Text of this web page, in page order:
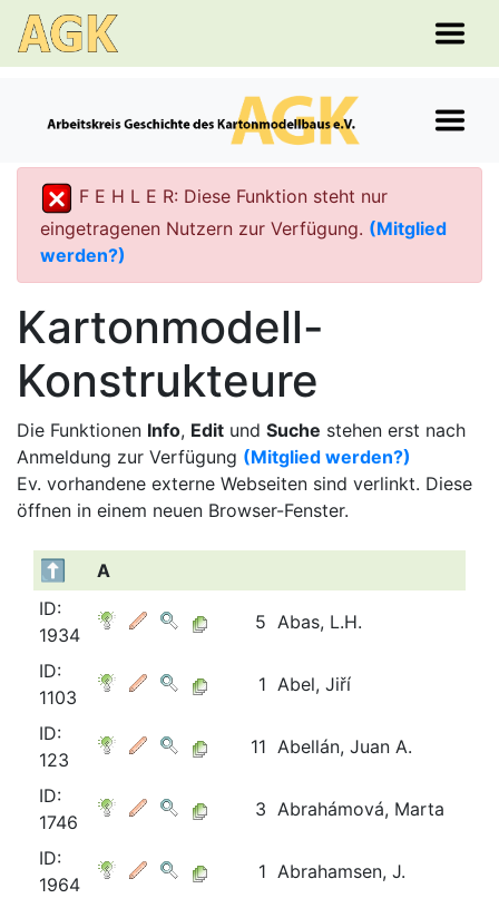
F E H L E R: Diese Funktion steht nur
eingetragenen Nutzern zur Verfügung. (Mitglied
werden?)
Kartonmodell-
Konstrukteure
Die Funktionen Info, Edit und Suche stehen erst nach
Anmeldung zur Verfügung (Mitglied werden?)
Ev. vorhandene externe Webseiten sind verlinkt. Diese
öffnen in einem neuen Browser-Fenster.
A
ID:
1934
5 Abas, L.H.
ID:
1103
1 Abel, Jiří
ID:
123
11 Abellán, Juan A.
ID:
1746
3 Abrahámová, Marta
ID:
1964
1 Abrahamsen, J.